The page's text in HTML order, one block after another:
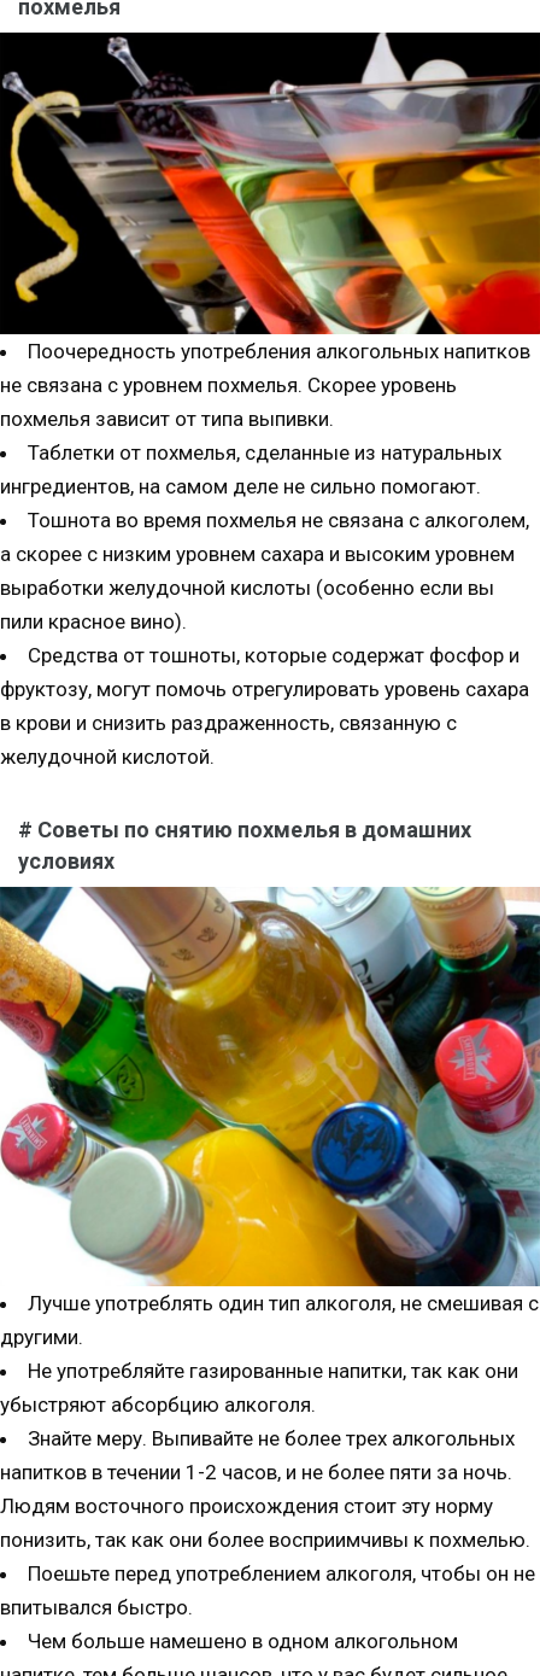
похмелья
Поочередность употребления алкогольных напитков
не связана с уровнем похмелья. Скорее уровень
похмелья зависит от типа выпивки.
Таблетки от похмелья, сделанные из натуральных
ингредиентов, на самом деле не сильно помогают.
Тошнота во время похмелья не связана с алкоголем,
а скорее с низким уровнем сахара и высоким уровнем
выработки желудочной кислоты (особенно если вы
пили красное вино).
Средства от тошноты, которые содержат фосфор и
фруктозу, могут помочь отрегулировать уровень сахара
в крови и снизить раздраженность, связанную с
желудочной кислотой.
# Советы по снятию похмелья в домашних
условиях
Лучше употреблять один тип алкоголя, не смешивая с
другими.
Не употребляйте газированные напитки, так как они
убыстряют абсорбцию алкоголя.
Знайте меру. Выпивайте не более трех алкогольных
напитков в течении 1-2 часов, и не более пяти за ночь.
Людям восточного происхождения стоит эту норму
понизить, так как они более восприимчивы к похмелью.
Поешьте перед употреблением алкоголя, чтобы он не
впитывался быстро.
Чем больше намешено в одном алкогольном